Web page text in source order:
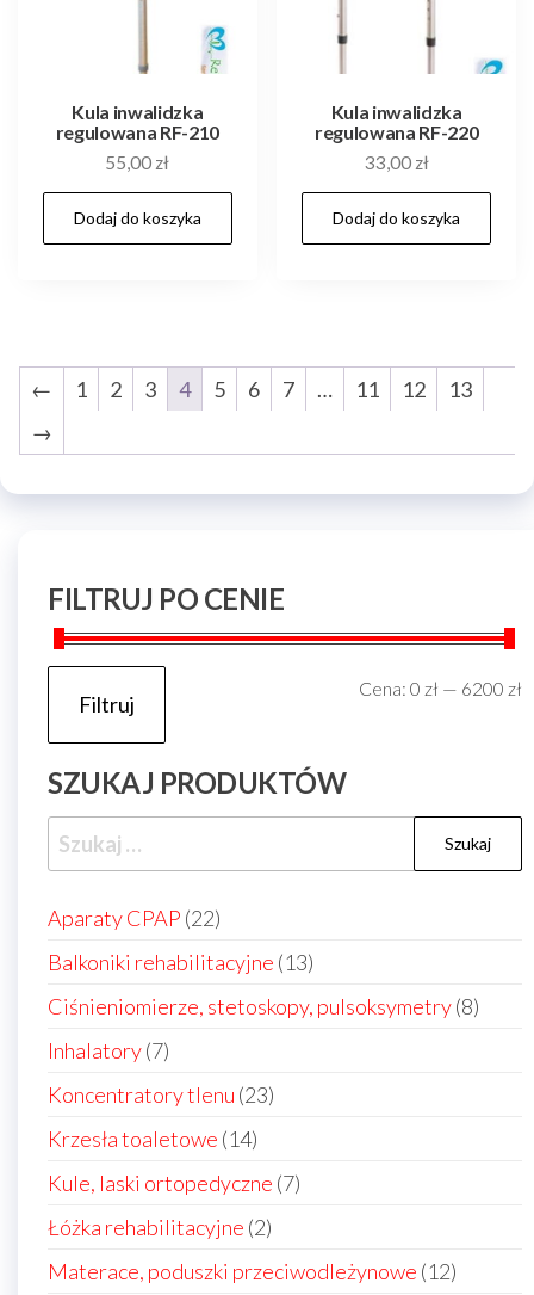
Kula inwalidzka
regulowana RF-210
55,00 zł
Dodaj do koszyka
Kula inwalidzka
regulowana RF-220
33,00 zł
Dodaj do koszyka
← 1 2 3 4 5 6 7 … 11 12
13
→
FILTRUJ PO CENIE
Filtruj
Cena: 0 zł — 6200 zł
SZUKAJ PRODUKTÓW
Szukaj:
Aparaty CPAP 2222
produkty
Balkoniki rehabilitacyjne 1313
produktów
Ciśnieniomierze, stetoskopy, pulsoksymetry 88
Inhalatory 77
produktów
Koncentratory tlenu 2323
Krzesła toaletowe 1414
produktów
Kule, laski ortopedyczne 77
Łóżka rehabilitacyjne 22
produkty
Materace, poduszki przeciwodleżynowe 1212